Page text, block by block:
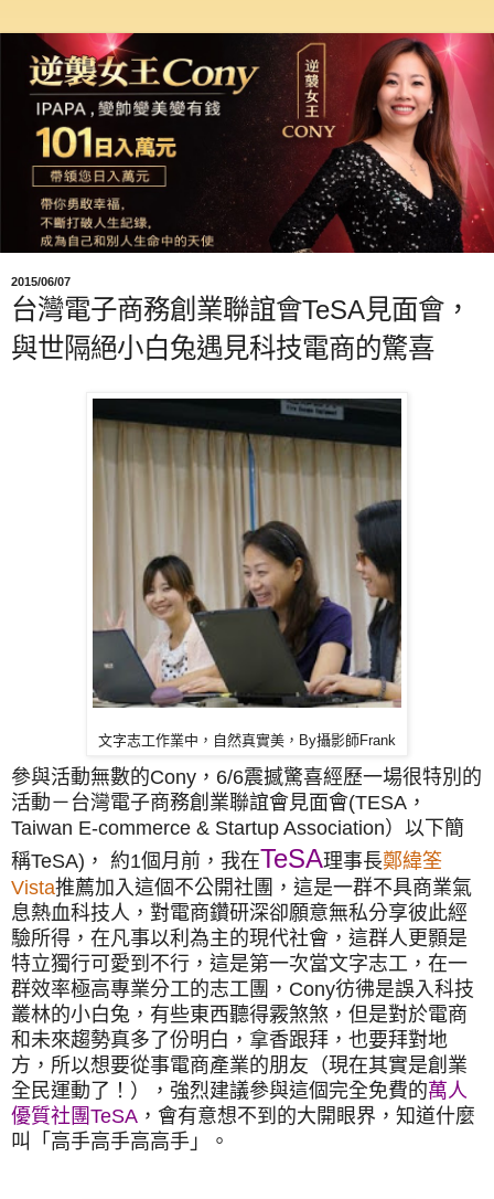
2015/06/07
台灣電子商務創業聯誼會TeSA見面會，
與世隔絕小白兔遇見科技電商的驚喜
文字志工作業中，自然真實美，By攝影師Frank
參與活動無數的Cony，6/6震撼驚喜經歷一場很特別的
活動－台灣電子商務創業聯誼會見面會(TESA，
Taiwan E-commerce & Startup Association）以下簡
稱TeSA)， 約1個月前，我在TeSA理事長鄭緯筌
Vista推薦加入這個不公開社團，這是一群不具商業氣
息熱血科技人，對電商鑽研深卻願意無私分享彼此經
驗所得，在凡事以利為主的現代社會，這群人更顥是
特立獨行可愛到不行，這是第一次當文字志工，在一
群效率極高專業分工的志工團，Cony彷彿是誤入科技
叢林的小白兔，有些東西聽得霚煞煞，但是對於電商
和未來趨勢真多了份明白，拿香跟拜，也要拜對地
方，所以想要從事電商產業的朋友（現在其實是創業
全民運動了！），強烈建議參與這個完全免費的萬人
優質社團TeSA ，會有意想不到的大開眼界，知道什麼
叫「高手高手高高手」。